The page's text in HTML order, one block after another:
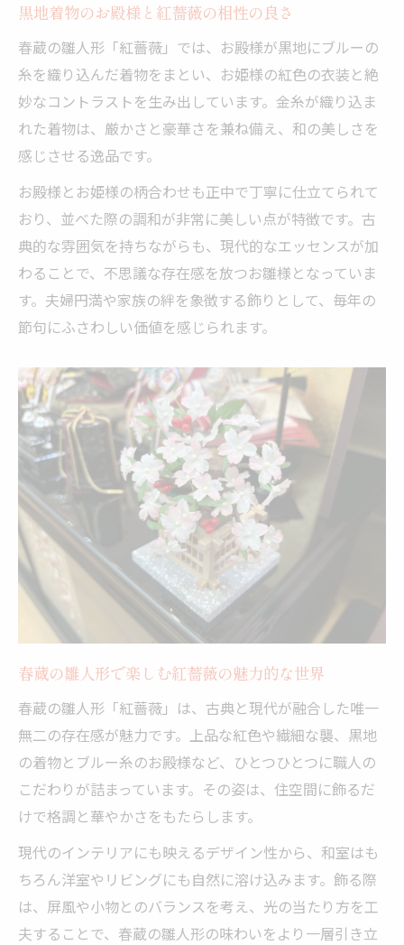
黒地着物のお殿様と紅薔薇の相性の良さ
春蔵の雛人形「紅薔薇」では、お殿様が黒地にブルーの
糸を織り込んだ着物をまとい、お姫様の紅色の衣装と絶
妙なコントラストを生み出しています。金糸が織り込ま
れた着物は、厳かさと豪華さを兼ね備え、和の美しさを
感じさせる逸品です。
お殿様とお姫様の柄合わせも正中で丁寧に仕立てられて
おり、並べた際の調和が非常に美しい点が特徴です。古
典的な雰囲気を持ちながらも、現代的なエッセンスが加
わることで、不思議な存在感を放つお雛様となっていま
す。夫婦円満や家族の絆を象徴する飾りとして、毎年の
節句にふさわしい価値を感じられます。
春蔵の雛人形で楽しむ紅薔薇の魅力的な世界
春蔵の雛人形「紅薔薇」は、古典と現代が融合した唯一
無二の存在感が魅力です。上品な紅色や繊細な襲、黒地
の着物とブルー糸のお殿様など、ひとつひとつに職人の
こだわりが詰まっています。その姿は、住空間に飾るだ
けで格調と華やかさをもたらします。
現代のインテリアにも映えるデザイン性から、和室はも
ちろん洋室やリビングにも自然に溶け込みます。飾る際
は、屏風や小物とのバランスを考え、光の当たり方を工
夫することで、春蔵の雛人形の味わいをより一層引き立